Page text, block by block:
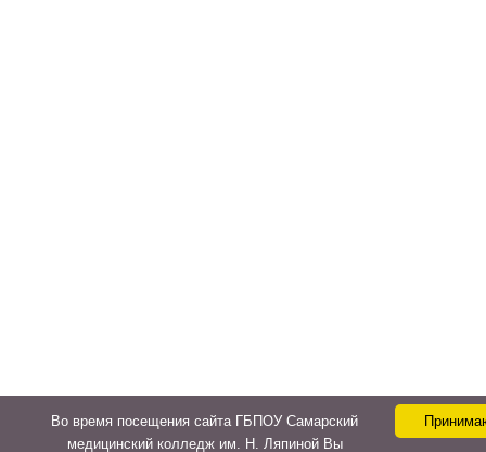
Во время посещения сайта ГБПОУ Самарский
медицинский колледж им. Н. Ляпиной Вы